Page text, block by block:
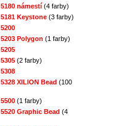
5180 námestí (4 farby)
5181 Keystone (3 farby)
5200
5203 Polygon (1 farby)
5205
5305 (2 farby)
5308
5328 XILION Bead (100
5500 (1 farby)
5520 Graphic Bead (4